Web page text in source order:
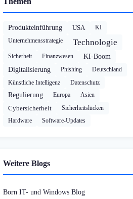
Produkteinführung USA
KI
Unternehmensstrategie
Technologie
Sicherheit Finanzwesen
KI-Boom
Digitalisierung
Phishing
Deutschland
Künstliche Intelligenz
Datenschutz
Regulierung Europa Asien
Cybersicherheit
Sicherheitslücken
Hardware
Software-Updates
Weitere Blogs
Born IT- und Windows Blog